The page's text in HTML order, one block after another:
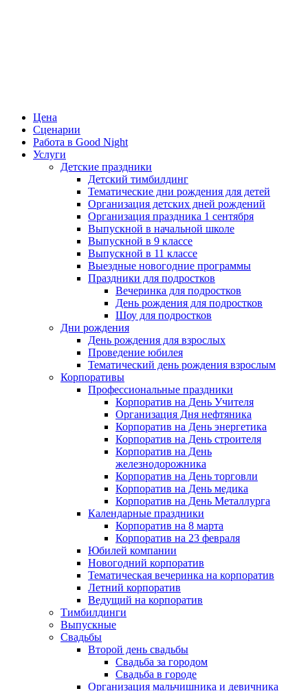
Цена
Сценарии
Работа в Good Night
Услуги
Детские праздники
Детский тимбилдинг
Тематические дни рождения для детей
Организация детских дней рождений
Организация праздника 1 сентября
Выпускной в начальной школе
Выпускной в 9 классе
Выпускной в 11 классе
Выездные новогодние программы
Праздники для подростков
Вечеринка для подростков
День рождения для подростков
Шоу для подростков
Дни рождения
День рождения для взрослых
Проведение юбилея
Тематический день рождения взрослым
Корпоративы
Профессиональные праздники
Корпоратив на День Учителя
Организация Дня нефтяника
Корпоратив на День энергетика
Корпоратив на День строителя
Корпоратив на День
железнодорожника
Корпоратив на День торговли
Корпоратив на День медика
Корпоратив на День Металлурга
Календарные праздники
Корпоратив на 8 марта
Корпоратив на 23 февраля
Юбилей компании
Новогодний корпоратив
Тематическая вечеринка на корпоратив
Летний корпоратив
Ведущий на корпоратив
Тимбилдинги
Выпускные
Свадьбы
Второй день свадьбы
Свадьба за городом
Свадьба в городе
Организация мальчишника и девичника